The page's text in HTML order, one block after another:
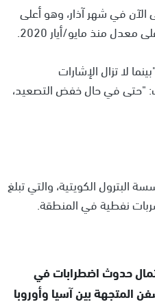
إلى ارتفاع العقود الآجلة لخام برنت بنسبة 59 بالمئة حتى الآن في شهر آذار، وهو أعلى
لا تزال الإشارات
"حتى في حال خفض التصعيد،
البترول الكويتية، والتي تبلغ
نفطية في المنطقة.
حدوث اضطرابات في
المتجهة بين آسيا وأوروبا